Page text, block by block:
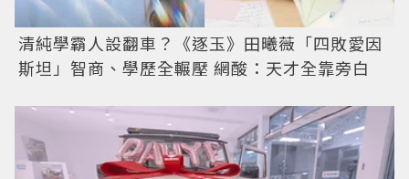
清純學霸人設翻車？《逐玉》田曦薇「四敗愛因
斯坦」智商、學歷全輾壓 網酸：天才全靠旁白